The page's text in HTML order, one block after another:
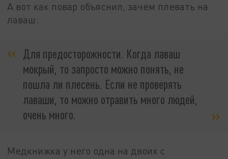
А вот как повар объяснил, зачем плевать на
лаваш:
Для предосторожности. Когда лаваш
мокрый, то запросто можно понять, не
пошла ли плесень. Если не проверять
лаваши, то можно отравить много людей,
очень много.
Медкнижка у него одна на двоих с